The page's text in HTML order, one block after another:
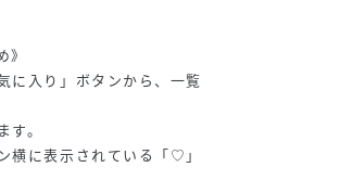
に入り」ボタンから、一覧
。
横に表示されている「♡」